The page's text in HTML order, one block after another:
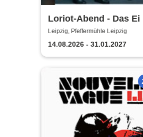
Loriot-Abend - Das Ei
schief | Kabarett
Pfeffermühle
Leipzig, Pfeffermühle Leipzig
14.08.2026 - 31.01.2027